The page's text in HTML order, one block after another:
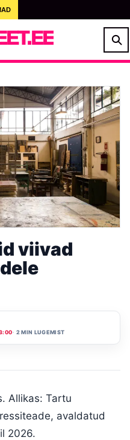
viivad
2 MIN LUGEMIST
Allikas: Tartu
avaldatud
2026.